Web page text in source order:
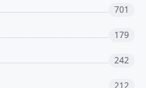
701
179
242
212